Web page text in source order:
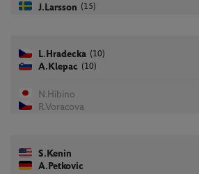
J.Larsson (15)
L.Hradecka (10)
A.Klepac (10)
N.Hibino
R.Voracova
S.Kenin
A.Petkovic